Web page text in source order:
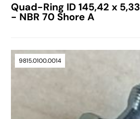
Quad-Ring ID 145,42 x 5,33
- NBR 70 Shore A
9815.0100.0014